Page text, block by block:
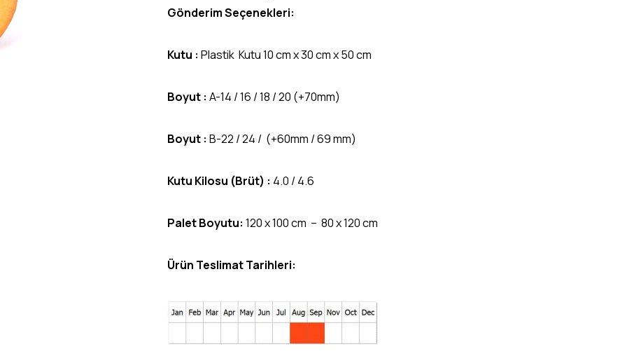
Gönderim Seçenekleri:
Kutu : Plastik Kutu 10 cm x 30 cm x 50 cm
Boyut : A-14 / 16 / 18 / 20 (+70mm)
Boyut : B-22 / 24 / (+60mm / 69 mm)
Kutu Kilosu (Brüt) : 4.0 / 4.6
Palet Boyutu: 120 x 100 cm – 80 x 120 cm
Ürün Teslimat Tarihleri: